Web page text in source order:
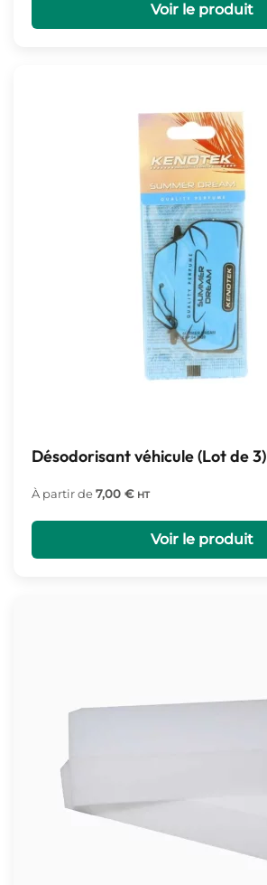
Voir le produit
Désodorisant véhicule (Lot de 3)
À partir de7,00 € HT
Voir le produit